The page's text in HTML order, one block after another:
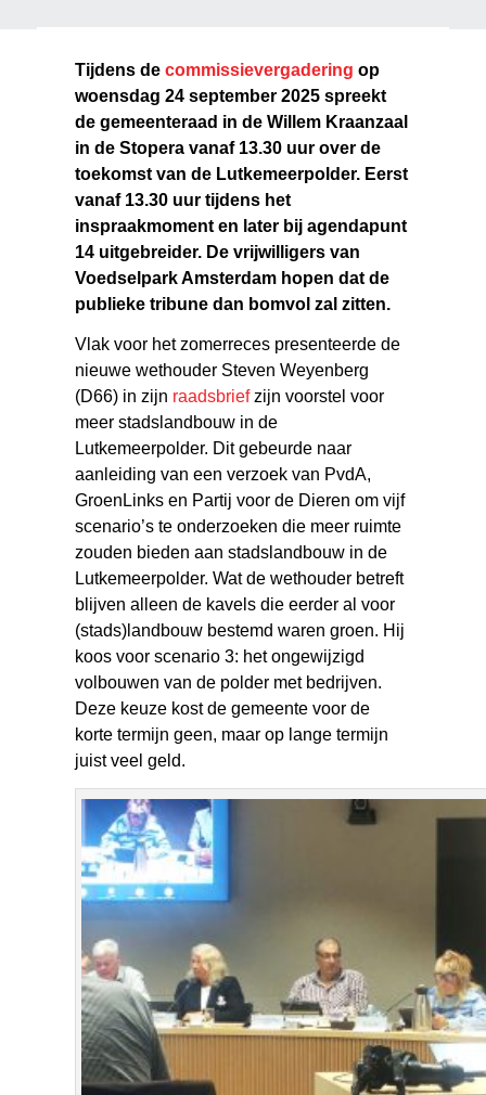
Tijdens decommissievergadering op
woensdag 24 september 2025 spreekt
de gemeenteraad in de Willem Kraanzaal
in de Stopera vanaf 13.30 uur over de
toekomst van de Lutkemeerpolder. Eerst
vanaf 13.30 uur tijdens het
inspraakmoment en later bij agendapunt
14 uitgebreider. De vrijwilligers van
Voedselpark Amsterdam hopen dat de
publieke tribune dan bomvol zal zitten.
Vlak voor het zomerreces presenteerde de
nieuwe wethouder Steven Weyenberg
(D66) in zijn raadsbriefzijn voorstel voor
meer stadslandbouw in de
Lutkemeerpolder. Dit gebeurde naar
aanleiding van een verzoek van PvdA,
GroenLinks en Partij voor de Dieren om vijf
scenario’s te onderzoeken die meer ruimte
zouden bieden aan stadslandbouw in de
Lutkemeerpolder. Wat de wethouder betreft
blijven alleen de kavels die eerder al voor
(stads)landbouw bestemd waren groen. Hij
koos voor scenario 3: het ongewijzigd
volbouwen van de polder met bedrijven.
Deze keuze kost de gemeente voor de
korte termijn geen, maar op lange termijn
juist veel geld.